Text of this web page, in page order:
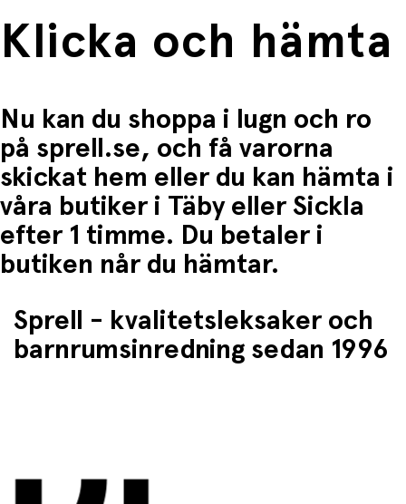
Klicka och hämta
Nu kan du shoppa i lugn och ro
på sprell.se, och få varorna
skickat hem eller du kan hämta i
våra butiker i Täby eller Sickla
efter 1 timme. Du betaler i
butiken når du hämtar.
Sprell - kvalitetsleksaker och
barnrumsinredning sedan 1996